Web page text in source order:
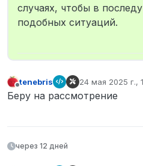
случаях, чтобы в
подобных ситуаций.
tenebris 24 мая 2025 г.,
Беру на рассмотрение
через 12 дней